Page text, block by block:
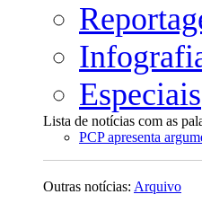
Especiais
Lista de notícias com as
PCP apresenta
Outras notícias: Arquivo